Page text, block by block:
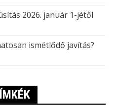
2026. január 1-jétől
ismétlődő javítás?